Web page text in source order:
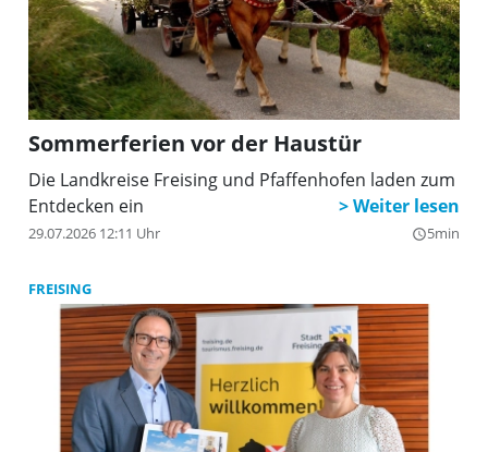
Sommerferien vor der Haustür
Die Landkreise Freising und Pfaffenhofen laden zum
Entdecken ein
29.07.2026 12:11 Uhr query_builder5min
FREISING